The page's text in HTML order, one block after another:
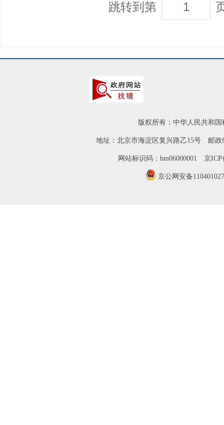
跳转到第
版权所有：中华人民共和
地址：北京市海淀区复兴路乙15号 邮
网站标识码：bm06000001 京ICP
京公网安备